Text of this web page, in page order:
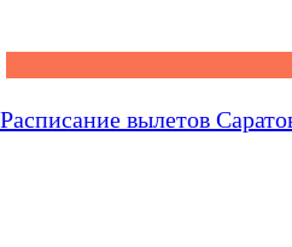
Расписание вылетов